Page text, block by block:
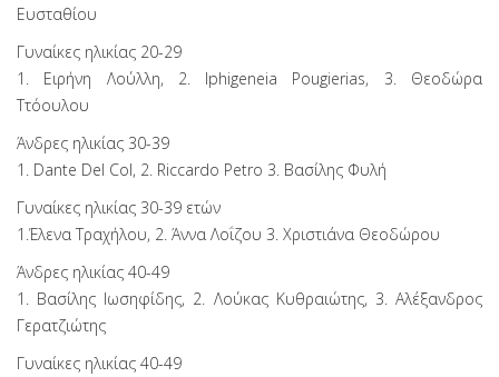
Ευσταθίου
Γυναίκες ηλικίας 20-29
1. Ειρήνη Λούλλη, 2. Iphigeneia Pougierias, 3. Θεοδώρα
Ττόουλου
Άνδρες ηλικίας 30-39
1. Dante Del Col, 2. Riccardo Petro 3. Βασίλης Φυλή
Γυναίκες ηλικίας 30-39 ετών
1.Έλενα Τραχήλου, 2. Άννα Λοΐζου 3. Χριστιάνα Θεοδώρου
Άνδρες ηλικίας 40-49
1. Βασίλης Ιωσηφίδης, 2. Λούκας Κυθραιώτης, 3. Αλέξανδρος
Γερατζιώτης
Γυναίκες ηλικίας 40-49